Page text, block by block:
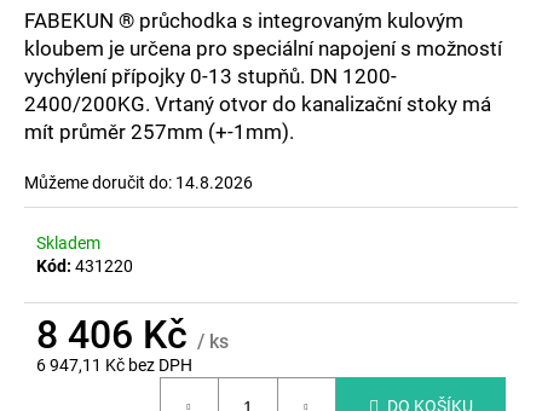
FABEKUN ® průchodka s integrovaným kulovým
kloubem je určena pro speciální napojení s možností
vychýlení přípojky 0-13 stupňů. DN 1200-
2400/200KG. Vrtaný otvor do kanalizační stoky má
mít průměr 257mm (+-1mm).
Můžeme doručit do: 14.8.2026
Skladem
Kód: 431220
8 406 Kč / ks
6 947,11 Kč bez DPH
DO KOŠÍKU
o
p
o
r
u
č
u
j
m
e
ŠACHTOVÉ
STUPADLO